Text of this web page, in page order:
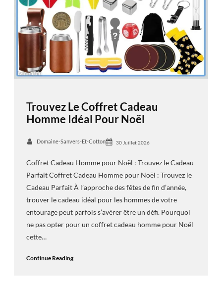
Trouvez Le Coffret Cadeau
Homme Idéal Pour Noël
Domaine-Sanvers-Et-Cotton 30 Juillet 2026
Coffret Cadeau Homme pour Noël : Trouvez le Cadeau
Parfait Coffret Cadeau Homme pour Noël : Trouvez le
Cadeau Parfait À l’approche des fêtes de fin d’année,
trouver le cadeau idéal pour les hommes de votre
entourage peut parfois s’avérer être un défi. Pourquoi
ne pas opter pour un coffret cadeau homme pour Noël
cette…
Continue Reading